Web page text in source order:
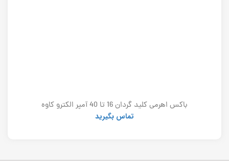
باکس اهرمی کلید گردان 16 تا 40 آمپر الکترو کاوه
تماس بگیرید